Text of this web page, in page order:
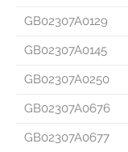
GB02307A0129
GB02307A0145
GB02307A0250
GB02307A0676
GB02307A0677